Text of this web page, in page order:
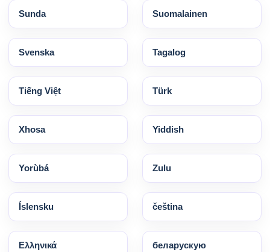
Sunda Suomalainen
Svenska Tagalog
Tiếng Việt Türk
Xhosa Yiddish
Yorùbá Zulu
Íslensku čeština
Ελληνικά беларускую